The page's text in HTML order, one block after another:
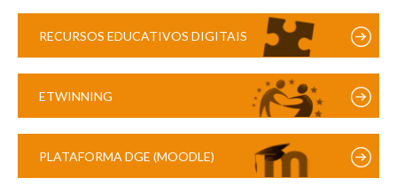
RECURSOS EDUCATIVOS DIGITAIS
ETWINNING
PLATAFORMA DGE (MOODLE)